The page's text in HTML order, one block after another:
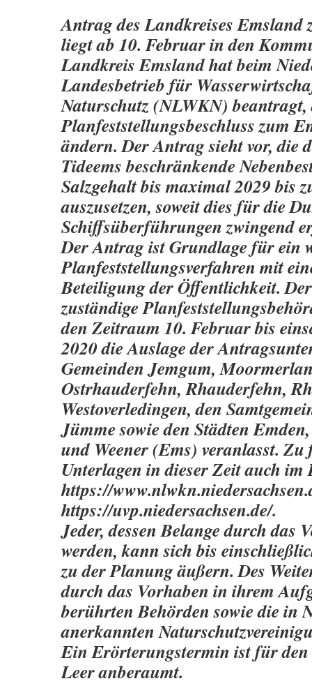
Antrag des Landkreises Emsland
liegt ab 10. Februar in den
Landkreis Emsland hat beim
Landesbetrieb für
Naturschutz (NLWKN) beantragt,
Planfeststellungsbeschluss zum
ändern. Der Antrag sieht vor, die
Tideems beschränkende
Salzgehalt bis maximal 2029 bis
auszusetzen, soweit dies für die
Schiffsüberführungen zwingend
Der Antrag ist Grundlage für ein
Planfeststellungsverfahren mit
Beteiligung der Öffentlichkeit.
zuständige
den Zeitraum 10. Februar bis
2020 die Auslage der
Gemeinden Jemgum,
Ostrhauderfehn, Rhauderfehn,
Westoverledingen, den
Jümme sowie den Städten
und Weener (Ems) veranlasst.
Unterlagen in dieser Zeit auch
https://
https://uvp.niedersachsen.de/.
Jeder, dessen Belange durch das
werden, kann sich bis
zu der Planung äußern. Des
durch das Vorhaben in ihrem
berührten Behörden sowie die in
anerkannten
Ein Erörterungstermin ist für
Leer anberaumt.